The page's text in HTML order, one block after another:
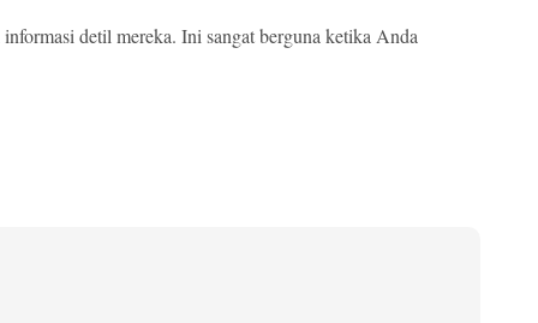
detil mereka. Ini sangat berguna ketika Anda